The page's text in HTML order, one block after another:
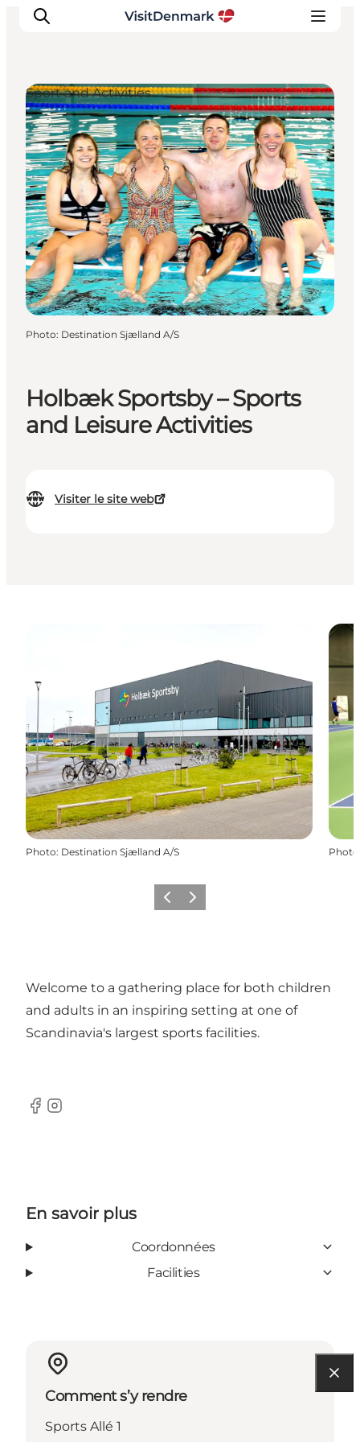
Inspirations
Destinations
Quoi faire
Hébergements
Planifiez votre voyage
Holbæk Sportsby – Sports
and Leisure Activities
Visiter le site web
Sport and Activities
Photo: Destination Sjælland A/S
Photo: Destination Sjælland A/S Photo
PrécédentSuivant
Welcome to a gathering place for both children
and adults in an inspiring setting at one of
Scandinavia's largest sports facilities.
Facebook
Instagram
En savoir plus
Coordonnées
Facilities
Comment s’y rendre
Sports Allé 1